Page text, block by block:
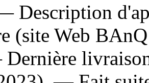
Description
(site Web